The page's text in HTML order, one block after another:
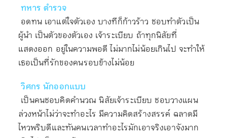
ทหาร ตำรวจ
อดทน เอาแต่ใจตัวเอง บางทีก็ก้าวร้าว ชอบทำตัวเป็น
ผู้นำ เป็นตัวของตัวเอง เจ้าระเบียบ ถ้าทุกนิสัยที่
แสดงออก อยู่ในความพอดี ไม่มากไม่น้อยเกินไป จะทำให้
เธอเป็นที่รักของคนรอบข้างไม่น้อย
วิศกร นักออกแบบ
เป็นคนชอบคิดคำนวณ นิสัยเจ้าระเบียบ ชอบวางแผน
ล่วงหน้าไม่ว่าจะทำอะไร มีความคิดสร้างสรรค์ ฉลาดมี
ไหวพริบดีและทันคน เวลาทำอะไรมักเอาจริงเอาจังมาก